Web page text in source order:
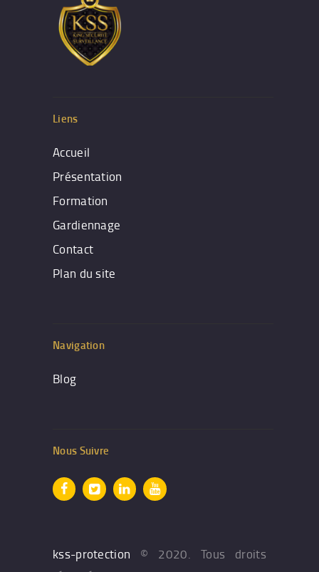
Liens
Accueil
Présentation
Formation
Gardiennage
Contact
Plan du site
Navigation
Blog
Nous Suivre
kss-protection © 2020. Tous droits